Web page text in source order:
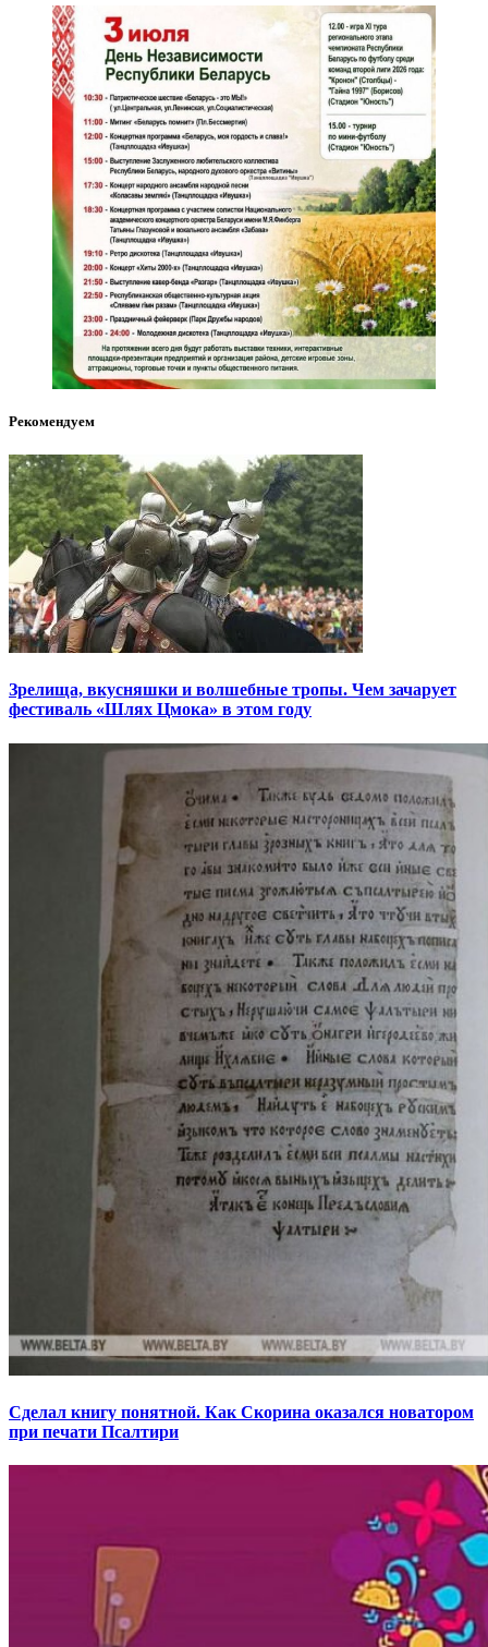
Рекомендуем
Зрелища, вкусняшки и волшебные тропы. Чем зачарует
фестиваль «Шлях Цмока» в этом году
Сделал книгу понятной. Как Скорина оказался новатором
при печати Псалтири